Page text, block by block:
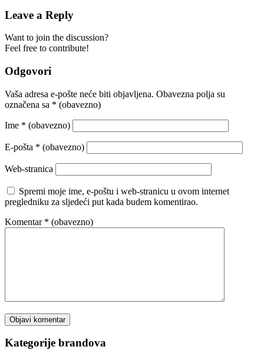
Leave a Reply
Want to join the discussion?
Feel free to contribute!
Odgovori
Vaša adresa e-pošte neće biti objavljena. Obavezna polja su
označena sa * (obavezno)
Ime * (obavezno)
E-pošta * (obavezno)
Web-stranica
Spremi moje ime, e-poštu i web-stranicu u ovom internet
pregledniku za sljedeći put kada budem komentirao.
Komentar * (obavezno)
Kategorije brandova